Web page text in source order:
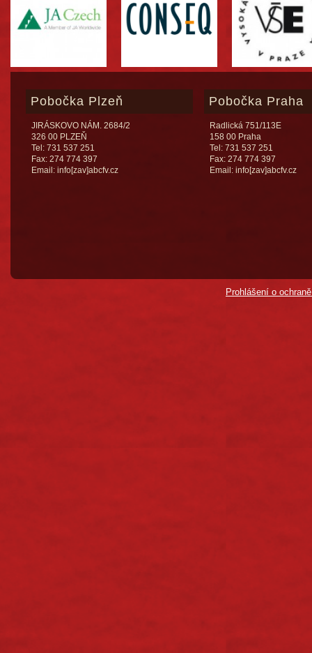
Pobočka Plzeň
JIRÁSKOVO NÁM. 2684/2
326 00 PLZEŇ
Tel: 731 537 251
Fax: 274 774 397
Email: info[zav]abcfv.cz
Pobočka Praha
Radlická 751/113E
158 00 Praha
Tel: 731 537 251
Fax: 274 774 397
Email: info[zav]abcfv.cz
Prohlášení o